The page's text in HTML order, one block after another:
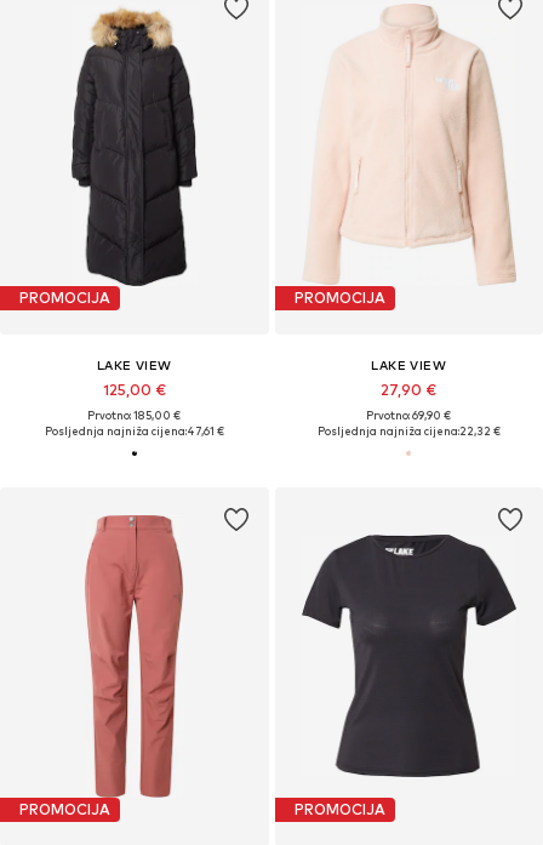
PROMOCIJA
LAKE VIEW
125,00 €
Prvotno: 185,00 €
Posljednja najniža cijena:47,61 €
PROMOCIJA
LAKE VIEW
27,90 €
Prvotno: 69,90 €
Posljednja najniža cijena:22,32 €
PROMOCIJA PROMOCIJA